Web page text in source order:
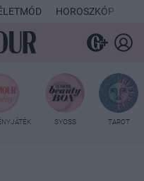
HOROSZKÓP
SYOSS TAROT